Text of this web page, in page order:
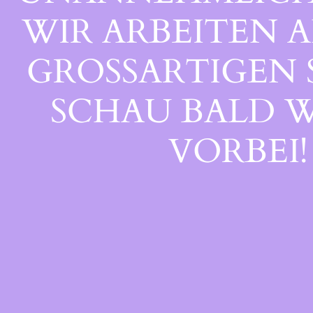
WIR ARBEITEN
GROSSARTIGEN
CHAU BALD
ORBEI!